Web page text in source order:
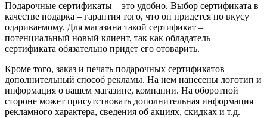
Подарочные сертификаты – это удобно. Выбор сертификата в
качестве подарка – гарантия того, что он придется по вкусу
одариваемому. Для магазина такой сертификат –
потенциальный новый клиент, так как обладатель
сертификата обязательно придет его отоварить.
Кроме того, заказ и печать подарочных сертификатов –
дополнительный способ рекламы. На нем нанесены логотип и
информация о вашем магазине, компании. На оборотной
стороне может присутствовать дополнительная информация
рекламного характера, сведения об акциях, скидках и т.д.